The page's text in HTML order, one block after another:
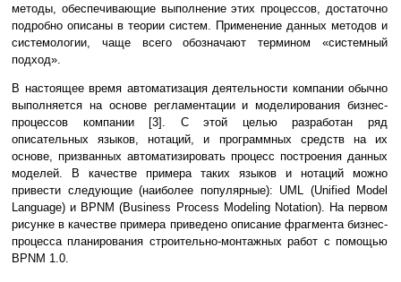
методы, обеспечивающие выполнение этих процессов, достаточно
подробно описаны в теории систем. Применение данных методов и
системологии, чаще всего обозначают термином «системный
подход».
В настоящее время автоматизация деятельности компании обычно
выполняется на основе регламентации и моделирования бизнес-
процессов компании [3]. С этой целью разработан ряд
описательных языков, нотаций, и программных средств на их
основе, призванных автоматизировать процесс построения данных
моделей. В качестве примера таких языков и нотаций можно
привести следующие (наиболее популярные): UML (Unified Model
Language) и BPNM (Business Process Modeling Notation). На первом
рисунке в качестве примера приведено описание фрагмента бизнес-
процесса планирования строительно-монтажных работ с помощью
BPNM 1.0.